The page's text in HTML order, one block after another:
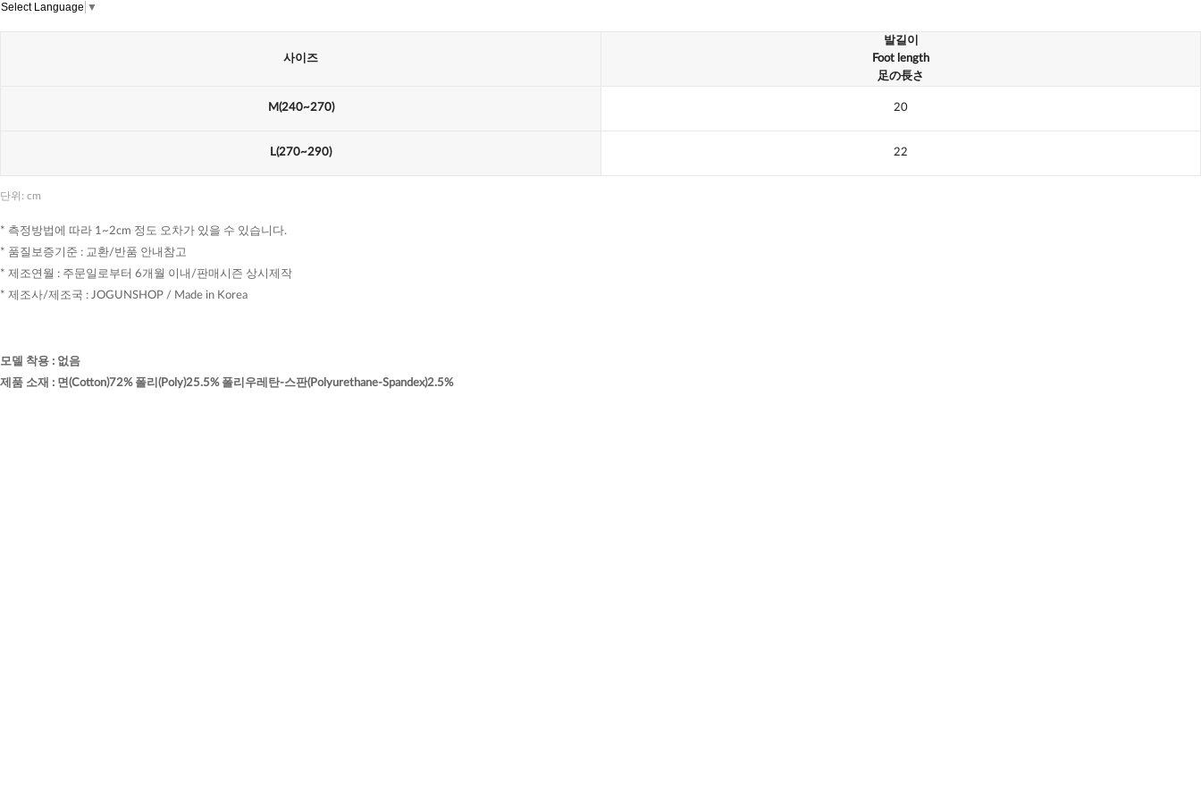
Select Language ▼
사이즈
발길이
Foot length
足の長さ
M(240~270) 20
L(270~290) 22
단위: cm
* 측정방법에 따라 1~2cm 정도 오차가 있을 수 있습니다.
* 품질보증기준 : 교환/반품 안내참고
* 제조연월 : 주문일로부터 6개월 이내/판매시즌 상시제작
* 제조사/제조국 : JOGUNSHOP / Made in Korea
모델 착용 : 없음
제품 소재 : 면(Cotton)72% 폴리(Poly)25.5% 폴리우레탄-스판(Polyurethane-Spandex)2.5%